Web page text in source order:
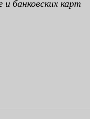
банковских карт